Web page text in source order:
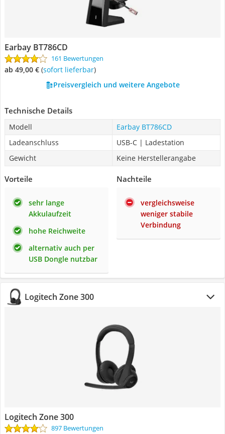
Earbay BT786CD
161 Bewertungen
ab 49,00 € ( Sofort lieferbar)
Preisvergleich und weitere Angebote
Technische Details
Modell
Earbay BT786CD
Ladeanschluss
USB-C | Ladestation
Gewicht
Keine Herstellerangabe
Vorteile
sehr lange
Akkulaufzeit
hohe Reichweite
alternativ auch per
USB Dongle nutzbar
Nachteile
vergleichsweise
weniger stabile
Verbindung
Logitech Zone 300
Logitech Zone 300
897 Bewertungen